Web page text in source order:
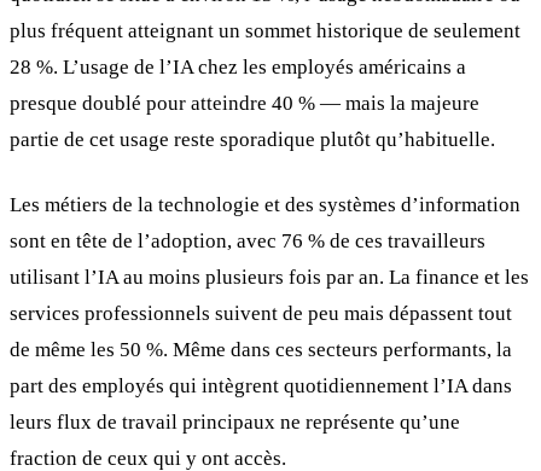
plus fréquent atteignant un sommet historique de seulement
28 %. L’usage de l’IA chez les employés américains a
presque doublé pour atteindre 40 % — mais la majeure
partie de cet usage reste sporadique plutôt qu’habituelle.
Les métiers de la technologie et des systèmes d’information
sont en tête de l’adoption, avec 76 % de ces travailleurs
utilisant l’IA au moins plusieurs fois par an. La finance et les
services professionnels suivent de peu mais dépassent tout
de même les 50 %. Même dans ces secteurs performants, la
part des employés qui intègrent quotidiennement l’IA dans
leurs flux de travail principaux ne représente qu’une
fraction de ceux qui y ont accès.